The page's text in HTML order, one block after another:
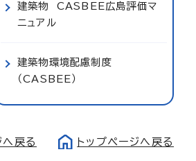
建築物 CASBEE広島評価マ
ニュアル
建築物環境配慮制度
（CASBEE）
戻る トップページへ戻る